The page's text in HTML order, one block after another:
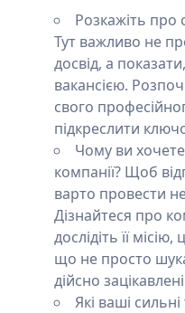
Розкажіть про
Тут важливо не
досвід, а
вакансією.
свого
підкреслити
Чому ви
компанії? Щоб
варто провести
Дізнайтеся про
дослідіть її
що не просто
дійсно
Які ваші